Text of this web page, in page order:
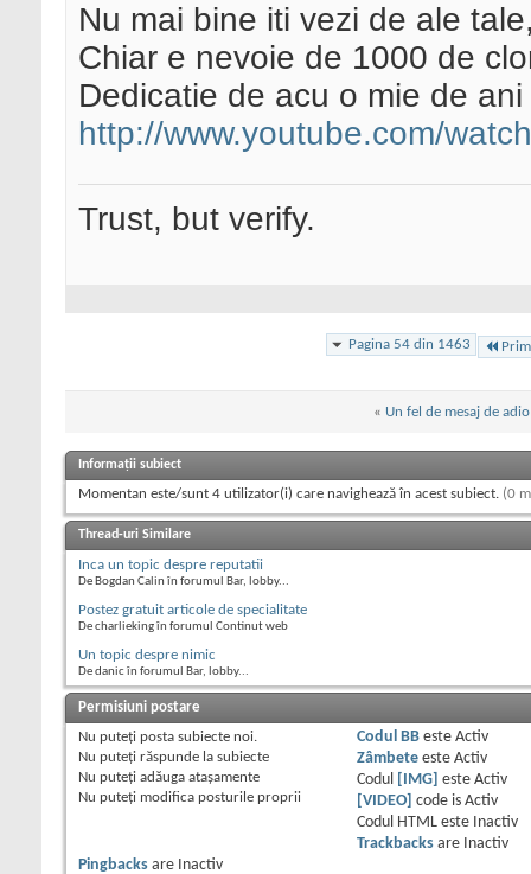
Nu mai bine iti vezi de ale
Chiar e nevoie de 1000 de
Dedicatie de acu o mie de
http://www.youtube.com/
Trust, but verify.
Pagina 54 din 1463
« Un fel de mesaj de adio
Informații subiect
Momentan este/sunt 4 utilizator(i) care navighează în acest subiect. (0
Thread-uri Similare
Inca un topic despre reputatii
De Bogdan Calin în forumul Bar, lobby...
Postez gratuit articole de specialitate
De charlieking în forumul Continut web
Un topic despre nimic
De danic în forumul Bar, lobby...
Permisiuni postare
Nu puteţi posta subiecte noi.
Nu puteţi răspunde la subiecte
Nu puteţi adăuga ataşamente
Nu puteţi modifica posturile proprii
Codul BBeste Activ
Zâmbeteeste Activ
Codul
[IMG] este Activ
[VIDEO] code is Activ
Codul HTML este
Inactiv
Trackbacksare
Inactiv
Pingbacks are
Inactiv